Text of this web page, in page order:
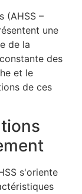
(AHSS –
une
de la
des
et le
de ces
s'oriente